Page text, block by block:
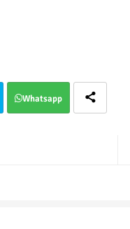
Whatsapp